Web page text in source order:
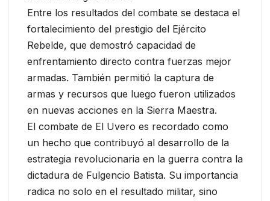
Entre los resultados del combate se destaca el
fortalecimiento del prestigio del Ejército
Rebelde, que demostró capacidad de
enfrentamiento directo contra fuerzas mejor
armadas. También permitió la captura de
armas y recursos que luego fueron utilizados
en nuevas acciones en la Sierra Maestra.
El combate de El Uvero es recordado como
un hecho que contribuyó al desarrollo de la
estrategia revolucionaria en la guerra contra la
dictadura de Fulgencio Batista. Su importancia
radica no solo en el resultado militar, sino